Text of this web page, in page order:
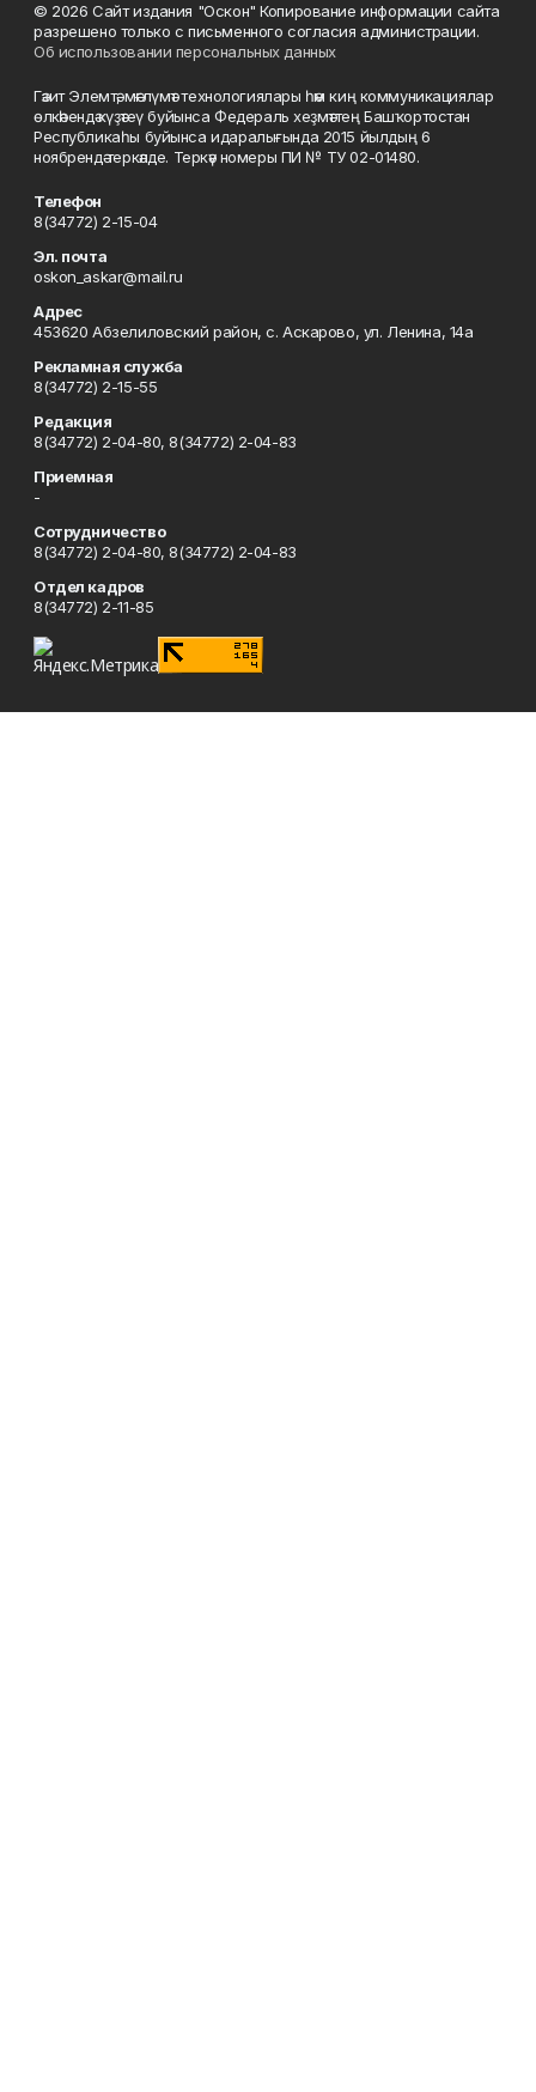
© 2026 Сайт издания "Оскон" Копирование информации сайта
разрешено только с письменного согласия администрации.
Об использовании персональных данных
Гәзит Элемтә, мәғлүмәт технологиялары һәм киң коммуникациялар
өлкәһендә күҙәтеү буйынса Федераль хеҙмәттең Башҡортостан
Республикаһы буйынса идаралығында 2015 йылдың 6
ноябрендә теркәлде. Теркәү номеры ПИ № ТУ 02-01480.
Телефон
8(34772) 2-15-04
Эл. почта
oskon_askar@mail.ru
Адрес
453620 Абзелиловский район, с. Аскарово, ул. Ленина, 14а
Рекламная служба
8(34772) 2-15-55
Редакция
8(34772) 2-04-80, 8(34772) 2-04-83
Приемная
-
Сотрудничество
8(34772) 2-04-80, 8(34772) 2-04-83
Отдел кадров
8(34772) 2-11-85